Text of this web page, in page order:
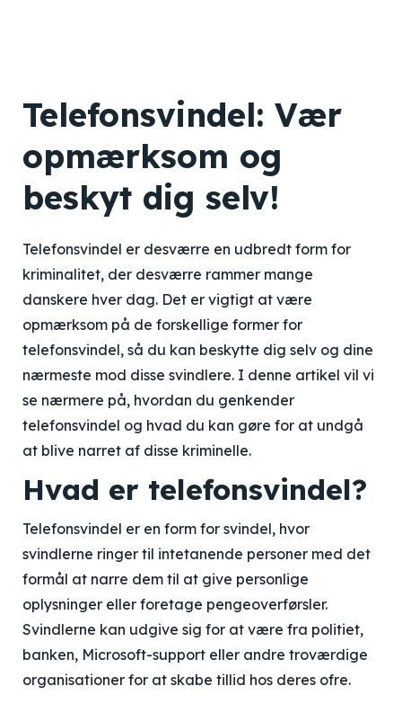
Telefonsvindel: Vær
opmærksom og
beskyt dig selv!
Telefonsvindel er desværre en udbredt form for
kriminalitet, der desværre rammer mange
danskere hver dag. Det er vigtigt at være
opmærksom på de forskellige former for
telefonsvindel, så du kan beskytte dig selv og dine
nærmeste mod disse svindlere. I denne artikel vil vi
se nærmere på, hvordan du genkender
telefonsvindel og hvad du kan gøre for at undgå
at blive narret af disse kriminelle.
Hvad er telefonsvindel?
Telefonsvindel er en form for svindel, hvor
svindlerne ringer til intetanende personer med det
formål at narre dem til at give personlige
oplysninger eller foretage pengeoverførsler.
Svindlerne kan udgive sig for at være fra politiet,
banken, Microsoft-support eller andre troværdige
organisationer for at skabe tillid hos deres ofre.